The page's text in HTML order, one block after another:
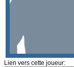
Lien vers cette joueur: